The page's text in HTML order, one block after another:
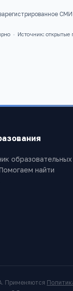
СМИ
· Источник:
образовательных
найти
Применяются